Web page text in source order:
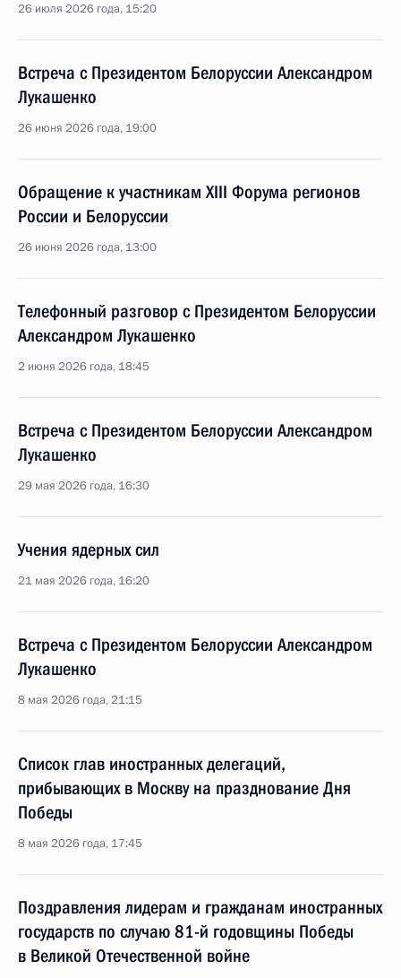
26 июля 2026 года, 15:20
Встреча с Президентом Белоруссии Александром
Лукашенко
26 июня 2026 года, 19:00
Обращение к участникам XIII Форума регионов
России и Белоруссии
26 июня 2026 года, 13:00
Телефонный разговор с Президентом Белоруссии
Александром Лукашенко
2 июня 2026 года, 18:45
Встреча с Президентом Белоруссии Александром
Лукашенко
29 мая 2026 года, 16:30
Учения ядерных сил
21 мая 2026 года, 16:20
Встреча с Президентом Белоруссии Александром
Лукашенко
8 мая 2026 года, 21:15
Список глав иностранных делегаций,
прибывающих в Москву на празднование Дня
Победы
8 мая 2026 года, 17:45
Поздравления лидерам и гражданам иностранных
государств по случаю 81-й годовщины Победы
в Великой Отечественной войне